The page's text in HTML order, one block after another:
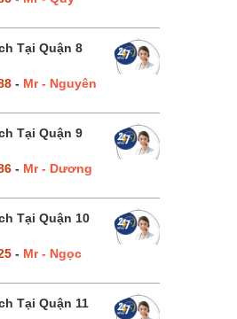
Tại Quận 8
- Mr - Nguyên
Tại Quận 9
- Mr - Dương
Tại Quận 10
- Mr - Ngọc
Tại Quận 11